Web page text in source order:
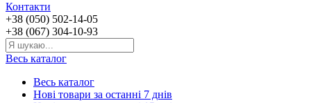
Контакти
+38 (050) 502-14-05
+38 (067) 304-10-93
Весь каталог
Весь каталог
Нові товари за останнi 7 днiв